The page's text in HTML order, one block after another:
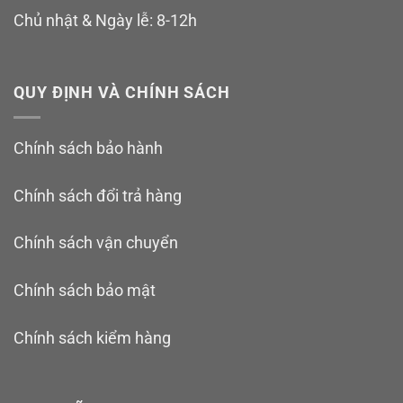
Chủ nhật & Ngày lễ: 8-12h
QUY ĐỊNH VÀ CHÍNH SÁCH
Chính sách bảo hành
Chính sách đổi trả hàng
Chính sách vận chuyển
Chính sách bảo mật
Chính sách kiểm hàng